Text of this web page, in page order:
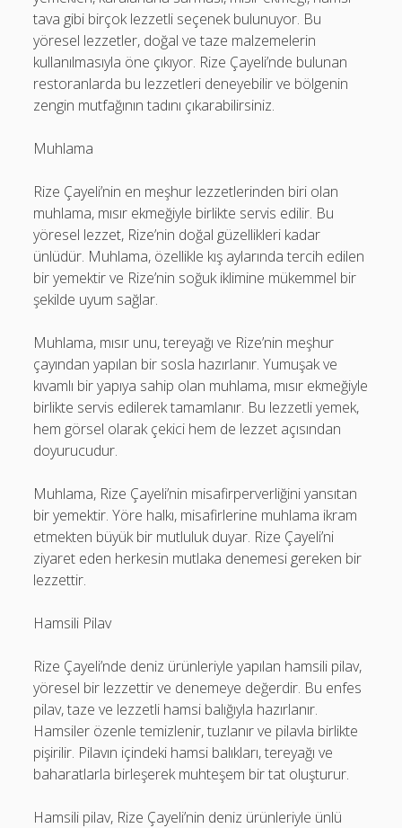
tava gibi birçok lezzetli seçenek bulunuyor. Bu
yöresel lezzetler, doğal ve taze malzemelerin
kullanılmasıyla öne çıkıyor. Rize Çayeli’nde bulunan
restoranlarda bu lezzetleri deneyebilir ve bölgenin
zengin mutfağının tadını çıkarabilirsiniz.
Muhlama
Rize Çayeli’nin en meşhur lezzetlerinden biri olan
muhlama, mısır ekmeğiyle birlikte servis edilir. Bu
yöresel lezzet, Rize’nin doğal güzellikleri kadar
ünlüdür. Muhlama, özellikle kış aylarında tercih edilen
bir yemektir ve Rize’nin soğuk iklimine mükemmel bir
şekilde uyum sağlar.
Muhlama, mısır unu, tereyağı ve Rize’nin meşhur
çayından yapılan bir sosla hazırlanır. Yumuşak ve
kıvamlı bir yapıya sahip olan muhlama, mısır ekmeğiyle
birlikte servis edilerek tamamlanır. Bu lezzetli yemek,
hem görsel olarak çekici hem de lezzet açısından
doyurucudur.
Muhlama, Rize Çayeli’nin misafirperverliğini yansıtan
bir yemektir. Yöre halkı, misafirlerine muhlama ikram
etmekten büyük bir mutluluk duyar. Rize Çayeli’ni
ziyaret eden herkesin mutlaka denemesi gereken bir
lezzettir.
Hamsili Pilav
Rize Çayeli’nde deniz ürünleriyle yapılan hamsili pilav,
yöresel bir lezzettir ve denemeye değerdir. Bu enfes
pilav, taze ve lezzetli hamsi balığıyla hazırlanır.
Hamsiler özenle temizlenir, tuzlanır ve pilavla birlikte
pişirilir. Pilavın içindeki hamsi balıkları, tereyağı ve
baharatlarla birleşerek muhteşem bir tat oluşturur.
Hamsili pilav, Rize Çayeli’nin deniz ürünleriyle ünlü